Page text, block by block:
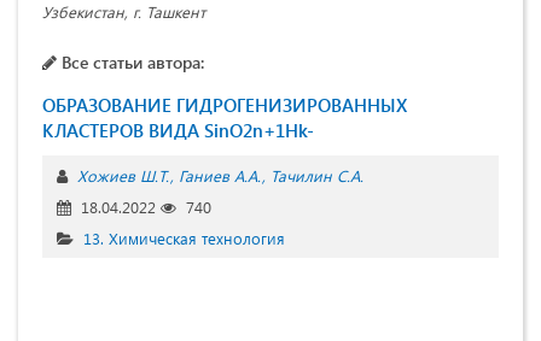
Узбекистан, г. Ташкент
Все статьи автора:
ОБРАЗОВАНИЕ ГИДРОГЕНИЗИРОВАННЫХ
КЛАСТЕРОВ ВИДА SinO2n+1Hk-
Хожиев Ш.Т. Ганиев А.А. Тачилин С.А.
18.04.2022
740
13. Химическая технология